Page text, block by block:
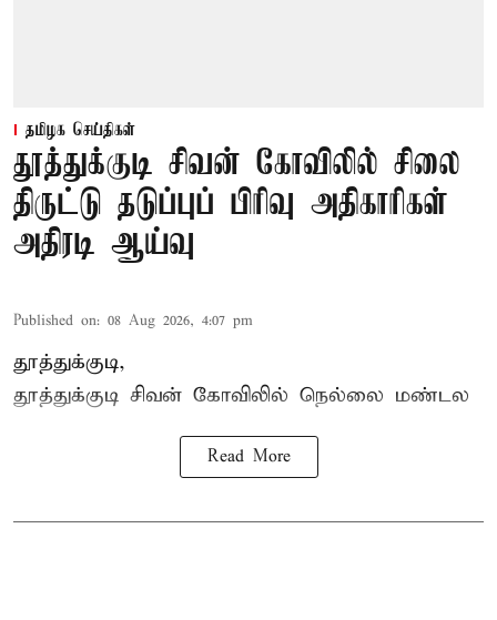
தமிழக செய்திகள்
தூத்துக்குடி சிவன் கோவிலில் சிலை
திருட்டு தடுப்புப் பிரிவு அதிகாரிகள்
அதிரடி ஆய்வு
Published on: 08 Aug 2026, 4:07 pm
தூத்துக்குடி,
தூத்துக்குடி சிவன் கோவிலில் நெல்லை மண்டல
Read More